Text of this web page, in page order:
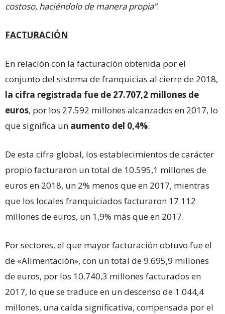
costoso, haciéndolo de manera propia”.
FACTURACIÓN
En relación con la facturación obtenida por el
conjunto del sistema de franquicias al cierre de 2018,
la cifra registrada fue de 27.707,2 millones de
euros, por los 27.592 millones alcanzados en 2017, lo
que significa un aumento del 0,4%.
De esta cifra global, los establecimientos de carácter
propio facturaron un total de 10.595,1 millones de
euros en 2018, un 2% menos que en 2017, mientras
que los locales franquiciados facturaron 17.112
millones de euros, un 1,9% más que en 2017.
Por sectores, el que mayor facturación obtuvo fue el
de «Alimentación», con un total de 9.695,9 millones
de euros, por los 10.740,3 millones facturados en
2017, lo que se traduce en un descenso de 1.044,4
millones, una caída significativa, compensada por el